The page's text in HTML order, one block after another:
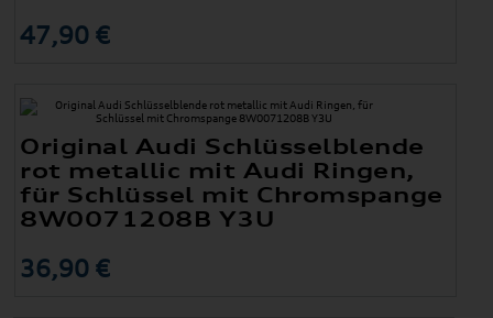
47,90 €
Original Audi Schlüsselblende
rot metallic mit Audi Ringen,
für Schlüssel mit Chromspange
8W0071208B Y3U
36,90 €